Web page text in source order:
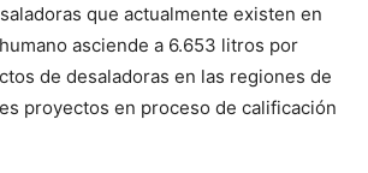
que actualmente existen en
asciende a 6.653 litros por
de desaladoras en las regiones de
proyectos en proceso de calificación